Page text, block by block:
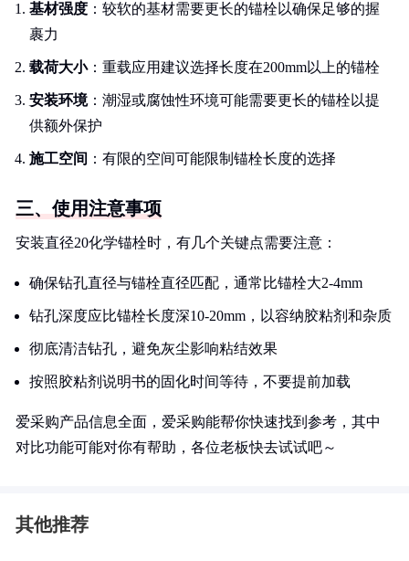
基材强度 ：较软的基材需要更长的锚栓以确保足够的握
裹力
载荷大小：重载应用建议选择长度在200mm以上的锚栓
安装环境：潮湿或腐蚀性环境可能需要更长的锚栓以提
供额外保护
施工空间 ：有限的空间可能限制锚栓长度的选择
三、使用注意事项
安装直径20化学锚栓时，有几个关键点需要注意：
确保钻孔直径与锚栓直径匹配，通常比锚栓大2-4mm
钻孔深度应比锚栓长度深10-20mm，以容纳胶粘剂和杂质
彻底清洁钻孔，避免灰尘影响粘结效果
按照胶粘剂说明书的固化时间等待，不要提前加载
爱采购产品信息全面，爱采购能帮你快速找到参考，其中
对比功能可能对你有帮助，各位老板快去试试吧～
其他推荐